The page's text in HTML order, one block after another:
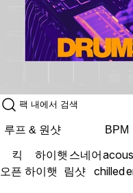
루프 & 원샷 BPM
킥 하이햇 스네어
오픈 하이햇 림샷 chilled